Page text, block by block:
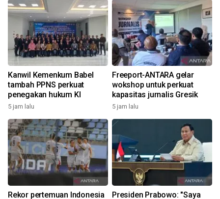
Kanwil Kemenkum Babel
tambah PPNS perkuat
penegakan hukum KI
5 jam lalu
Freeport-ANTARA gelar
wokshop untuk perkuat
kapasitas jurnalis Gresik
5 jam lalu
Rekor pertemuan Indonesia
Presiden Prabowo: "Saya